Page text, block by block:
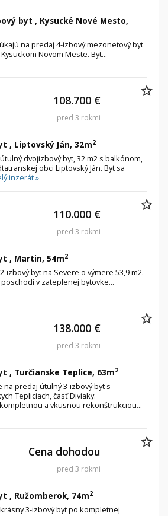
byt , Kysucké Nové Mesto,
na predaj 4-izbový mezonetový byt
Novom Meste. Byt...
, Liptovský Ján, 32m2
dvojizbový byt, 32 m2 s balkónom,
obci Liptovský Ján. Byt sa
inzerát »
108.700 €
pred 3 rokmi
, Martin, 54m2
izbový byt na Severe o výmere 53,9 m2.
v zateplenej bytovke...
110.000 €
pred 3 rokmi
, Turčianske Teplice, 63m2
predaj útulný 3-izbový byt s
Tepliciach, časť Diviaky.
a vkusnou rekonštrukciou...
138.000 €
pred 3 rokmi
, Ružomberok, 74m2
3-izbový byt po kompletnej
Cena dohodou
pred 3 rokmi